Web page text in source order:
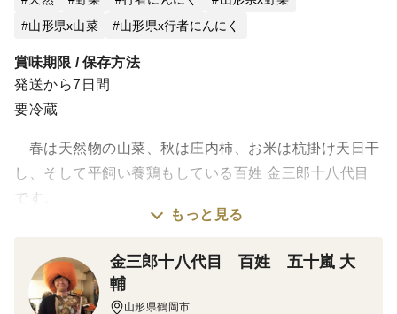
山形県x山菜
山形県x行者にんにく
賞味期限 / 保存方法
発送から7日間
要冷蔵
春は天然物の山菜、秋は庄内柿、お米は杭掛け天日干
し、そして平飼い養鶏もしている百姓 金三郎十八代目
です。
以前はアイヌネギと呼ばれ特に北海道に多く自生してい
ます。
もっと見る
金三郎十八代目 百姓 五十嵐 大
輔
山形県鶴岡市